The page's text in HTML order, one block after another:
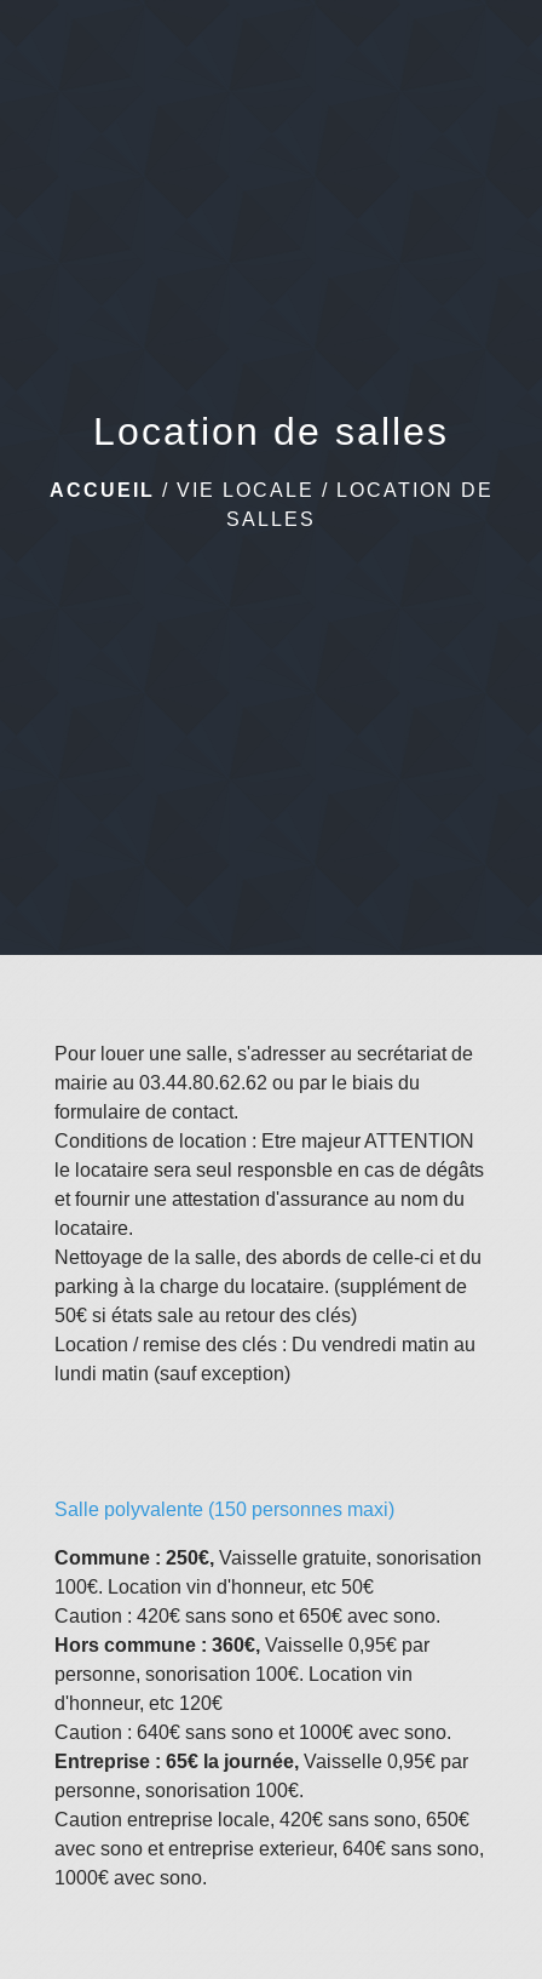
Location de salles
ACCUEIL / VIE LOCALE / LOCATION DE
SALLES
Pour louer une salle, s'adresser au secrétariat de
mairie au 03.44.80.62.62 ou par le biais du
formulaire de contact.
Conditions de location : Etre majeur ATTENTION
le locataire sera seul responsble en cas de dégâts
et fournir une attestation d'assurance au nom du
locataire.
Nettoyage de la salle, des abords de celle-ci et du
parking à la charge du locataire. (supplément de
50€ si états sale au retour des clés)
Location / remise des clés : Du vendredi matin au
lundi matin (sauf exception)
Salle polyvalente (150 personnes maxi)
Commune : 250€, Vaisselle gratuite, sonorisation
100€. Location vin d'honneur, etc 50€
Caution : 420€ sans sono et 650€ avec sono.
Hors commune : 360€, Vaisselle 0,95€ par
personne, sonorisation 100€. Location vin
d'honneur, etc 120€
Caution : 640€ sans sono et 1000€ avec sono.
Entreprise : 65€ la journée, Vaisselle 0,95€ par
personne, sonorisation 100€.
Caution entreprise locale, 420€ sans sono, 650€
avec sono et entreprise exterieur, 640€ sans sono,
1000€ avec sono.